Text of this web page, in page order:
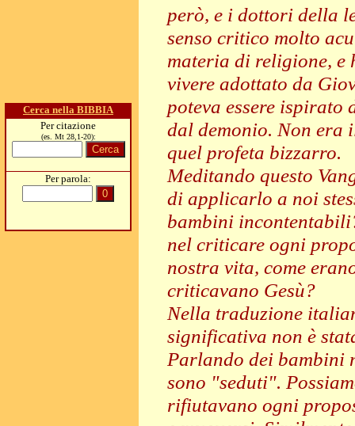
Cerca nella BIBBIA
Per citazione
(es. Mt 28,1-20):
Per parola:
però, e i dottori della
senso critico molto
materia di religione, e
vivere adottato da
poteva essere ispirato
dal demonio. Non era
quel profeta bizzarro.
Meditando questo
di applicarlo a noi
bambini
nel criticare ogni
nostra vita, come
criticavano Gesù?
Nella traduzione
significativa non è
Parlando dei bambini
sono "seduti".
rifiutavano ogni